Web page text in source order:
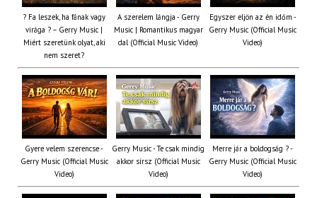
? Fa leszek, ha fának vagy
virága ? – Gerry Music |
Miért szeretünk olyat, aki
nem szeret?
A szerelem lángja - Gerry
Music | Romantikus magyar
dal (Official Music Video)
Egyszer eljön az én időm -
Gerry Music (Official Music
Video)
Gyere velem szerencse -
Gerry Music (Official Music
Video)
Gerry Music - Te csak mindig
akkor sírsz (Official Music
Video)
Merre jár a boldogság ? -
Gerry Music (Official Music
Video)